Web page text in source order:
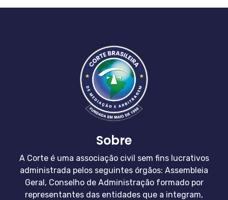
Sobre
A Corte é uma associação civil sem fins lucrativos
administrada pelos seguintes órgãos: Assembleia
Geral, Conselho de Administração formado por
representantes das entidades que a integram,